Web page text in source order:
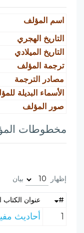
اسم المؤلف
التاريخ الهجري
التاريخ الميلادي
ترجمة المؤلف
مصادر الترجمة
الأسماء البديلة
صور المؤلف
مخطوطات
إظهار بيان
# عنوان
1 أحاديث